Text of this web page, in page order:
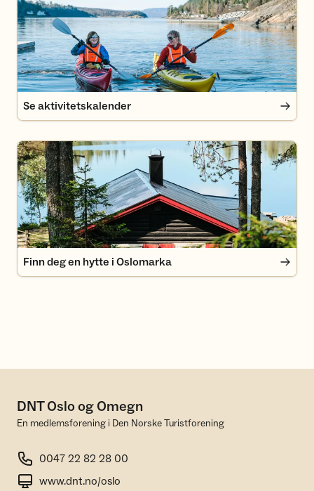
Se aktivitetskalender
Finn deg en hytte i Oslomarka
Finn deg en hytte i Oslomarka
DNT Oslo og Omegn
En medlemsforening i Den Norske Turistforening
0047 22 82 28 00
www.dnt.no/oslo